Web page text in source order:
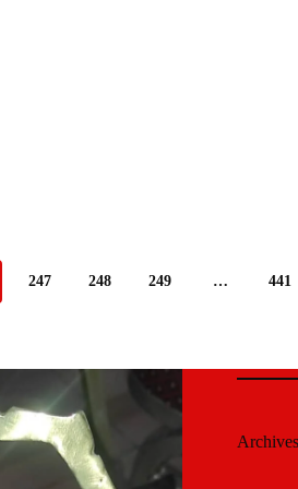
247 248 249 … 441
Archives